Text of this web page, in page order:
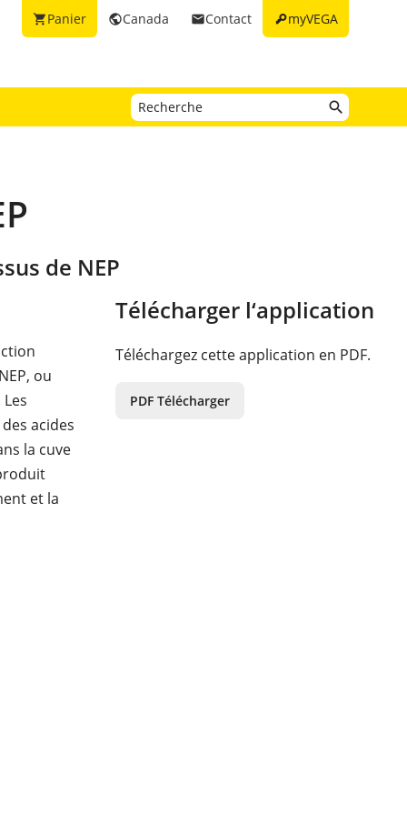
keymyVEGA
emailContact
publicCanada
shopping_cartPanier
de NEP
ou
acides
la cuve
et la
Télécharger l‘application
Téléchargez cette application en PDF.
PDF Télécharger